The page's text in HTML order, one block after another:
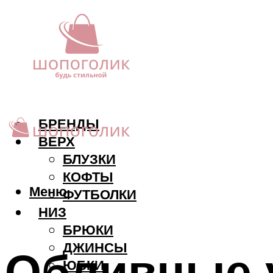
БРЕНДЫ
ВЕРХ
БЛУЗКИ
КОФТЫ
ФУТБОЛКИ
НИЗ
БРЮКИ
ДЖИНСЫ
ЮБКИ
Меню